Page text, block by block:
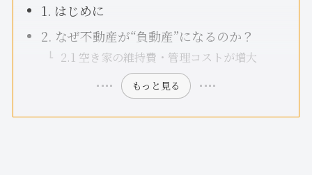
1. はじめに
2. なぜ不動産が“負動産”になるのか？
2.1 空き家の維持費・管理コストが増大
もっと見る